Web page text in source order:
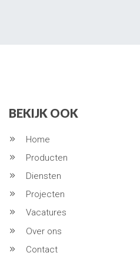
BEKIJK OOK
Home
Producten
Diensten
Projecten
Vacatures
Over ons
Contact